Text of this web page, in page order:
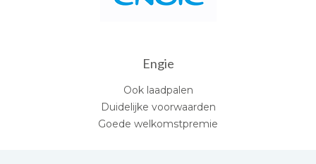
Engie
Ook laadpalen
Duidelijke voorwaarden
Goede welkomstpremie